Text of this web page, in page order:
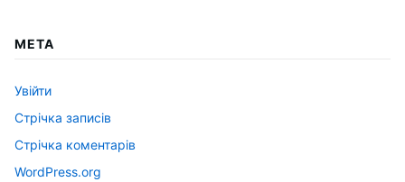
МЕТА
Увійти
Стрічка записів
Стрічка коментарів
WordPress.org